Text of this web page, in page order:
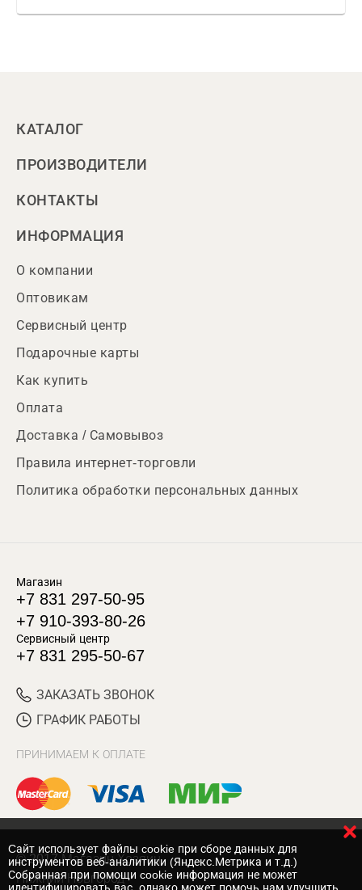
КАТАЛОГ
ПРОИЗВОДИТЕЛИ
КОНТАКТЫ
ИНФОРМАЦИЯ
О компании
Оптовикам
Сервисный центр
Подарочные карты
Как купить
Оплата
Доставка / Самовывоз
Правила интернет-торговли
Политика обработки персональных данных
Магазин
+7 831 297-50-95
+7 910-393-80-26
Сервисный центр
+7 831 295-50-67
ЗАКАЗАТЬ ЗВОНОК
ГРАФИК РАБОТЫ
ПРИНИМАЕМ К ОПЛАТЕ
© 2017 Магазин Хозяин
Нижний Новгород
Cайт использует файлы cookie при сборе данных для
инструментов веб-аналитики (Яндекс.Метрика и т.д.)
Собранная при помощи cookie информация не может